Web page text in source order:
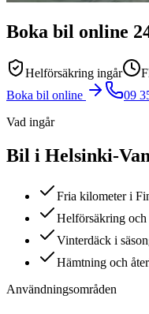
Boka bil online
Helförsäkring ingår
Boka bil online
09
Vad ingår
Bil i Helsinki-
Fria kilometer i
Helförsäkring och
Vinterdäck i
Hämtning och
Användningsområden